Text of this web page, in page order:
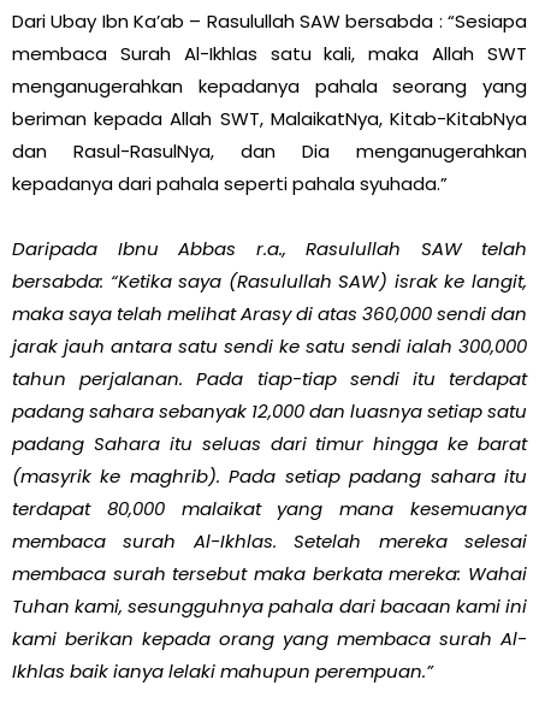
Dari Ubay Ibn Ka’ab – Rasulullah SAW bersabda : “Sesiapa
membaca Surah Al-Ikhlas satu kali, maka Allah SWT
menganugerahkan kepadanya pahala seorang yang
beriman kepada Allah SWT, MalaikatNya, Kitab-KitabNya
dan Rasul-RasulNya, dan Dia menganugerahkan
kepadanya dari pahala seperti pahala syuhada.”
Daripada Ibnu Abbas r.a., Rasulullah SAW telah
bersabda: “Ketika saya (Rasulullah SAW) israk ke langit,
maka saya telah melihat Arasy di atas 360,000 sendi dan
jarak jauh antara satu sendi ke satu sendi ialah 300,000
tahun perjalanan. Pada tiap-tiap sendi itu terdapat
padang sahara sebanyak 12,000 dan luasnya setiap satu
padang Sahara itu seluas dari timur hingga ke barat
(masyrik ke maghrib). Pada setiap padang sahara itu
terdapat 80,000 malaikat yang mana kesemuanya
membaca surah Al-Ikhlas. Setelah mereka selesai
membaca surah tersebut maka berkata mereka: Wahai
Tuhan kami, sesungguhnya pahala dari bacaan kami ini
kami berikan kepada orang yang membaca surah Al-
Ikhlas baik ianya lelaki mahupun perempuan.”